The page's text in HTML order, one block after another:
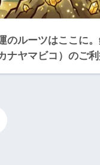
のルーツはここに
ナヤマビコ）のご